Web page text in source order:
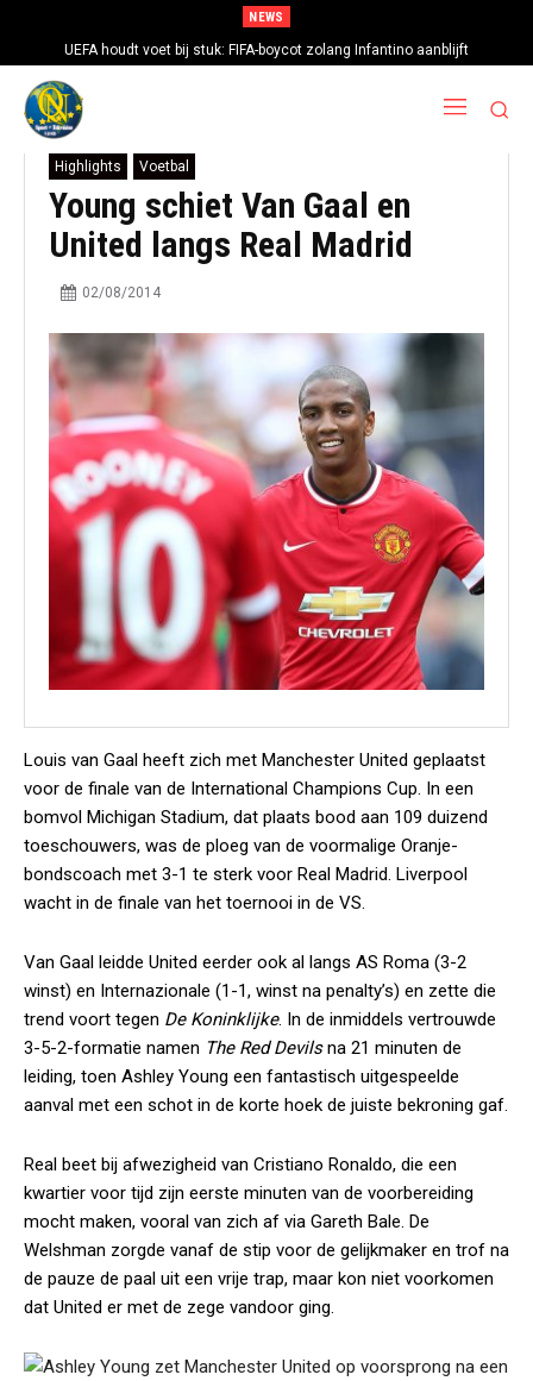
NEWS
UEFA houdt voet bij stuk: FIFA-boycot zolang Infantino aanblijft
Highlights Voetbal
Young schiet Van Gaal en
United langs Real Madrid
02/08/2014
Louis van Gaal heeft zich met Manchester United geplaatst
voor de finale van de International Champions Cup. In een
bomvol Michigan Stadium, dat plaats bood aan 109 duizend
toeschouwers, was de ploeg van de voormalige Oranje-
bondscoach met 3-1 te sterk voor Real Madrid. Liverpool
wacht in de finale van het toernooi in de VS.
Van Gaal leidde United eerder ook al langs AS Roma (3-2
winst) en Internazionale (1-1, winst na penalty’s) en zette die
trend voort tegen De Koninklijke. In de inmiddels vertrouwde
3-5-2-formatie namen The Red Devilsna 21 minuten de
leiding, toen Ashley Young een fantastisch uitgespeelde
aanval met een schot in de korte hoek de juiste bekroning gaf.
Real beet bij afwezigheid van Cristiano Ronaldo, die een
kwartier voor tijd zijn eerste minuten van de voorbereiding
mocht maken, vooral van zich af via Gareth Bale. De
Welshman zorgde vanaf de stip voor de gelijkmaker en trof na
de pauze de paal uit een vrije trap, maar kon niet voorkomen
dat United er met de zege vandoor ging.